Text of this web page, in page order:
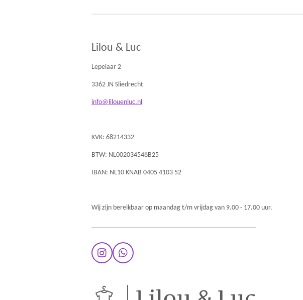
Lilou & Luc
Lepelaar 2
3362 JN Sliedrecht
info@lilouenluc.nl
KVK: 68214332
BTW: NL002034548B25
IBAN: NL10 KNAB 0405 4103 52
Wij zijn bereikbaar op maandag t/m vrijdag van 9.00 - 17.00 uur.
I
n
t
a
W
h